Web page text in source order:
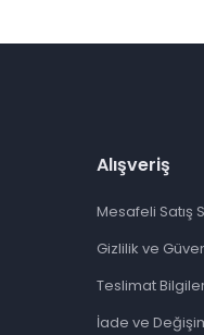
Alışveriş
Mesafeli Satış
Gizlilik ve
Teslimat
İade ve